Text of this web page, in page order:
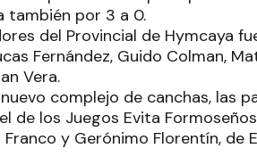
también por 3 a 0.
del Provincial de Hymcaya
Fernández, Guido Colman,
Vera.
complejo de canchas, las
de los Juegos Evita
Franco y Gerónimo Florentín,